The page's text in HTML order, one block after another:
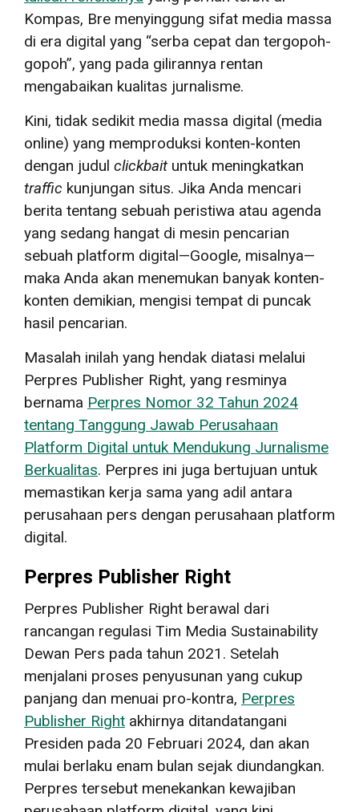
Kompas, Bre menyinggung sifat media massa
di era digital yang “serba cepat dan tergopoh-
gopoh”, yang pada gilirannya rentan
mengabaikan kualitas jurnalisme.
Kini, tidak sedikit media massa digital (media
online) yang memproduksi konten-konten
dengan judul clickbait untuk meningkatkan
traffic kunjungan situs. Jika Anda mencari
berita tentang sebuah peristiwa atau agenda
yang sedang hangat di mesin pencarian
sebuah platform digital—Google, misalnya—
maka Anda akan menemukan banyak konten-
konten demikian, mengisi tempat di puncak
hasil pencarian.
Masalah inilah yang hendak diatasi melalui
Perpres Publisher Right, yang resminya
bernama Perpres Nomor 32 Tahun 2024
tentang Tanggung Jawab Perusahaan
Platform Digital untuk Mendukung Jurnalisme
Berkualitas. Perpres ini juga bertujuan untuk
memastikan kerja sama yang adil antara
perusahaan pers dengan perusahaan platform
digital.
Perpres Publisher Right
Perpres Publisher Right berawal dari
rancangan regulasi Tim Media Sustainability
Dewan Pers pada tahun 2021. Setelah
menjalani proses penyusunan yang cukup
panjang dan menuai pro-kontra, Perpres
Publisher Right akhirnya ditandatangani
Presiden pada 20 Februari 2024, dan akan
mulai berlaku enam bulan sejak diundangkan.
Perpres tersebut menekankan kewajiban